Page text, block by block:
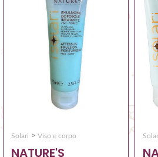
Solari > Viso e corpo
NATURE'S